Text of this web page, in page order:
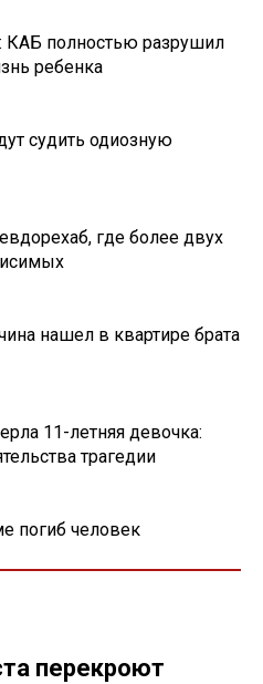
КАБ полностью разрушил
ребенка
судить одиозную
где более двух
нашел в квартире брата
11-летняя девочка:
трагедии
погиб человек
перекроют